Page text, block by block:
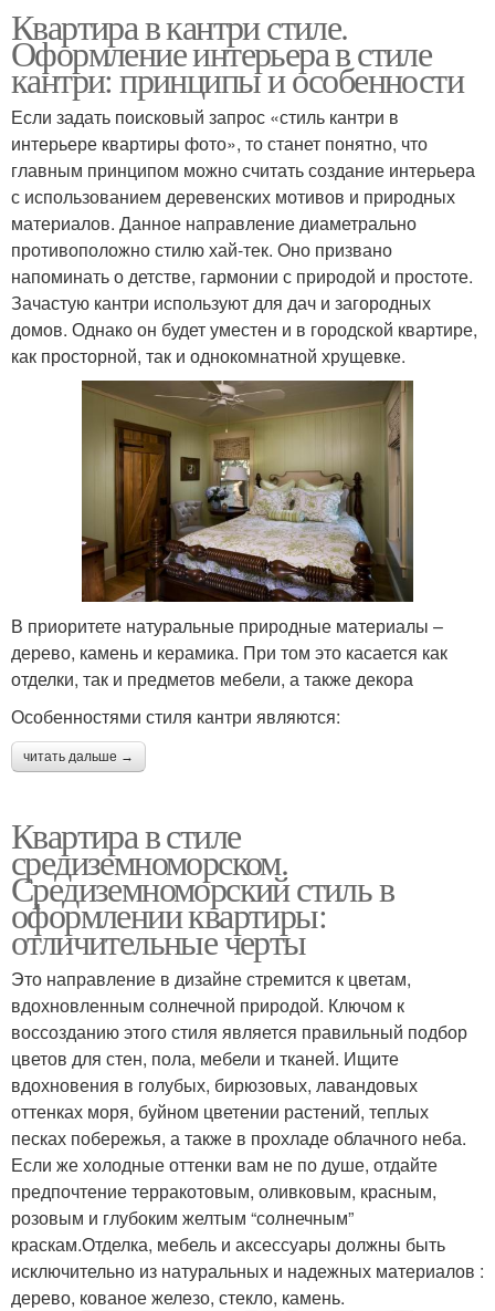
Квартира в кантри стиле.
Оформление интерьера в стиле
кантри: принципы и особенности
Если задать поисковый запрос «стиль кантри в
интерьере квартиры фото», то станет понятно, что
главным принципом можно считать создание интерьера
с использованием деревенских мотивов и природных
материалов. Данное направление диаметрально
противоположно стилю хай-тек. Оно призвано
напоминать о детстве, гармонии с природой и простоте.
Зачастую кантри используют для дач и загородных
домов. Однако он будет уместен и в городской квартире,
как просторной, так и однокомнатной хрущевке.
В приоритете натуральные природные материалы –
дерево, камень и керамика. При том это касается как
отделки, так и предметов мебели, а также декора
Особенностями стиля кантри являются:
читать дальше →
Квартира в стиле
средиземноморском.
Средиземноморский стиль в
оформлении квартиры:
отличительные черты
Это направление в дизайне стремится к цветам,
вдохновленным солнечной природой. Ключом к
воссозданию этого стиля является правильный подбор
цветов для стен, пола, мебели и тканей. Ищите
вдохновения в голубых, бирюзовых, лавандовых
оттенках моря, буйном цветении растений, теплых
песках побережья, а также в прохладе облачного неба.
Если же холодные оттенки вам не по душе, отдайте
предпочтение терракотовым, оливковым, красным,
розовым и глубоким желтым “солнечным”
краскам.Отделка, мебель и аксессуары должны быть
исключительно из натуральных и надежных материалов :
дерево, кованое железо, стекло, камень.